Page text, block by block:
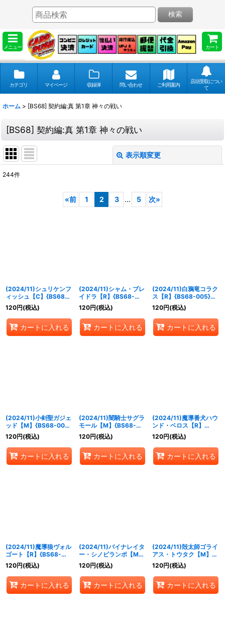
メニュー カート
検索
カテゴリ マイページ 収録弾 問い合わせ ご利用案内
店頭受取につい
て
ホーム > [BS68] 契約編:真 第1章 神々の戦い
[BS68] 契約編:真 第1章 神々の戦い
表示順変更
244件
«前 1 2 3 ... 5 次»
(2024/11)シュリケンフ
ィッシュ【C】{BS68-
001}《赤》
120円(税込)
カートに入れる
(2024/11)シャム・ブレ
イドラ【R】{BS68-
003}《赤》
120円(税込)
カートに入れる
(2024/11)白鴉竜コラク
ス【R】{BS68-005}
《赤》
120円(税込)
カートに入れる
(2024/11)小剣聖ガジェ
ッド【M】{BS68-009}
《赤》
120円(税込)
カートに入れる
(2024/11)闇騎士サグラ
モール【M】{BS68-
013}《紫》
120円(税込)
カートに入れる
(2024/11)魔導番犬ハウ
ンド・ベロス【R】
{BS68-014}《紫》
120円(税込)
カートに入れる
(2024/11)魔導狼ヴォル
ゴート【R】{BS68-
020}《紫》
120円(税込)
カートに入れる
(2024/11)バイナレイタ
ー・シノビランポ【M】
{BS68-029}《緑》
120円(税込)
カートに入れる
(2024/11)殻太師ゴライ
アス・トウタク【M】
{BS68-032}《緑》
120円(税込)
カートに入れる